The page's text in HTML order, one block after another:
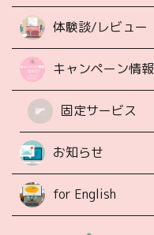
体験談/レビュー
キャンペーン情報
固定サービス
お知らせ
for English